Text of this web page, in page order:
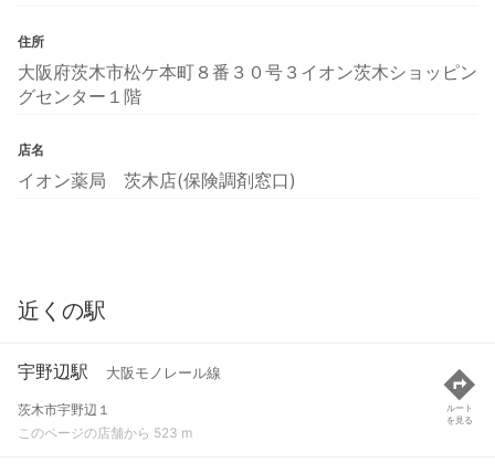
住所
大阪府茨木市松ケ本町８番３０号３イオン茨木ショッピン
グセンター１階
店名
イオン薬局 茨木店(保険調剤窓口)
近くの駅
宇野辺駅 大阪モノレール線
茨木市宇野辺１
このページの店舗から 523 m
ルート
を見る